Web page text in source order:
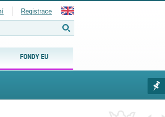
FONDY EU
Registrace